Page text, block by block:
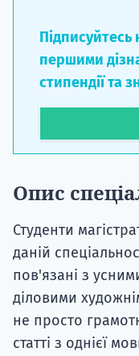
першими
стипендії та
Опис
Студенти
даній
пов'язані з
діловими
не просто
статті з однієї